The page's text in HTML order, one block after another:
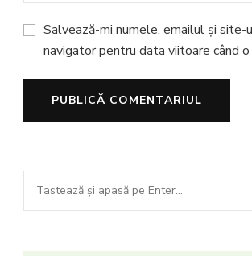
Salvează-mi numele, emailul și
navigator pentru data viitoare când
Cauți
ceva?